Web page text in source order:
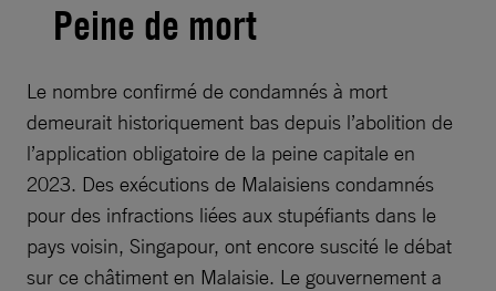
Peine de mort
Le nombre confirmé de condamnés à mort
demeurait historiquement bas depuis l’abolition de
l’application obligatoire de la peine capitale en
2023. Des exécutions de Malaisiens condamnés
pour des infractions liées aux stupéfiants dans le
pays voisin, Singapour, ont encore suscité le débat
sur ce châtiment en Malaisie. Le gouvernement a